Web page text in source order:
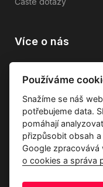
Více o nás
Průvodce tkaninami
Kontakty
Používáme
Snažíme se náš
potřebujeme data.
pomáhají
přizpůsobit obsah
Google zpracovává
o cookies a správa